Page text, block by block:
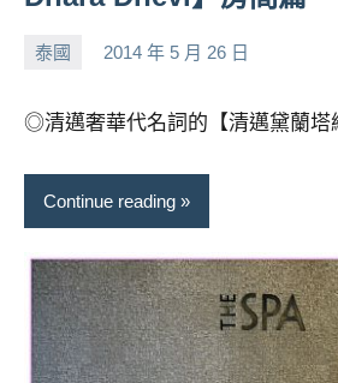
作
對
泰國 2014 年 5 月 26 日
小
No
◎清邁奢華代名詞的【清邁黛蘭
Continue reading